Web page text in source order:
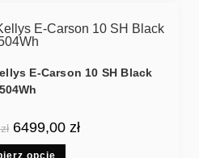
E-Carson 10 SH Black
504Wh
zł 6499,00 zł
opcje